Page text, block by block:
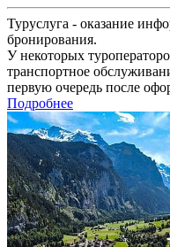
Туруслуга - оказание
бронирования.
У некоторых
транспортное
первую очередь после
Подробнее